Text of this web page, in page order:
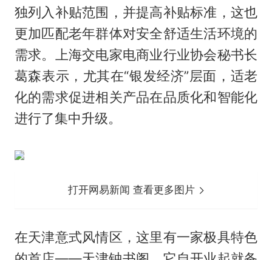
独列入补贴范围，并提高补贴标准，这也
更加匹配老年群体对安全舒适生活环境的
需求。上海交电家电商业行业协会秘书长
葛森表示，尤其在“银发经济”层面，适老
化的需求促进相关产品在品质化和智能化
进行了集中升级。
打开网易新闻 查看更多图片
在天津意式风情区，这里有一家极具特色